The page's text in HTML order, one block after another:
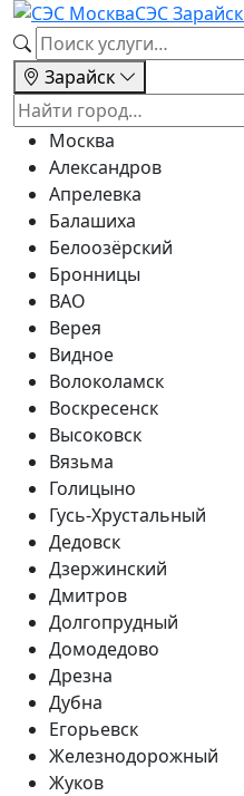
СЭС Зарайск
Зарайск
Москва
Александров
Апрелевка
Балашиха
Белоозёрский
Бронницы
ВАО
Верея
Видное
Волоколамск
Воскресенск
Высоковск
Вязьма
Голицыно
Гусь-Хрустальный
Дедовск
Дзержинский
Дмитров
Долгопрудный
Домодедово
Дрезна
Дубна
Егорьевск
Железнодорожный
Жуков